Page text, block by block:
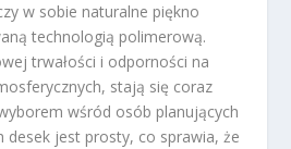
w sobie naturalne piękno
technologią polimerową.
trwałości i odporności na
stają się coraz
wśród osób planujących
desek jest prosty, co sprawia, że